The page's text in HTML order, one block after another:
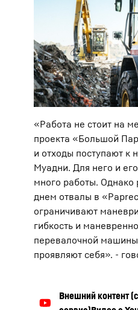
«Работа не стоит на
проекта «Большой
и отходы поступают к
Муадни. Для него и
много работы.
днем отвалы в
ограничивают
гибкость и
перевалочной машины
проявляют себя». -